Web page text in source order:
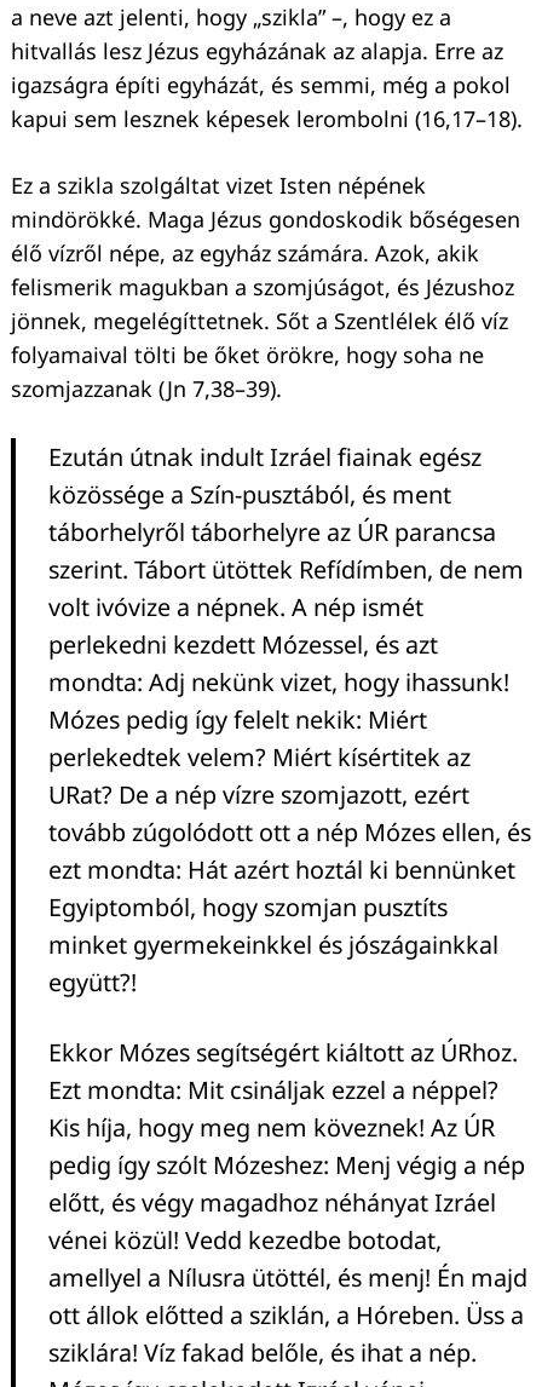
a neve azt jelenti, hogy „szikla” –, hogy ez a
hitvallás lesz Jézus egyházának az alapja. Erre az
igazságra építi egyházát, és semmi, még a pokol
kapui sem lesznek képesek lerombolni (16,17–18).
Ez a szikla szolgáltat vizet Isten népének
mindörökké. Maga Jézus gondoskodik bőségesen
élő vízről népe, az egyház számára. Azok, akik
felismerik magukban a szomjúságot, és Jézushoz
jönnek, megelégíttetnek. Sőt a Szentlélek élő víz
folyamaival tölti be őket örökre, hogy soha ne
szomjazzanak (Jn 7,38–39).
Ezután útnak indult Izráel fiainak egész
közössége a Szín-pusztából, és ment
táborhelyről táborhelyre az ÚR parancsa
szerint. Tábort ütöttek Refídímben, de nem
volt ivóvize a népnek. A nép ismét
perlekedni kezdett Mózessel, és azt
mondta: Adj nekünk vizet, hogy ihassunk!
Mózes pedig így felelt nekik: Miért
perlekedtek velem? Miért kísértitek az
URat? De a nép vízre szomjazott, ezért
tovább zúgolódott ott a nép Mózes ellen, és
ezt mondta: Hát azért hoztál ki bennünket
Egyiptomból, hogy szomjan pusztíts
minket gyermekeinkkel és jószágainkkal
együtt?!
Ekkor Mózes segítségért kiáltott az ÚRhoz.
Ezt mondta: Mit csináljak ezzel a néppel?
Kis híja, hogy meg nem köveznek! Az ÚR
pedig így szólt Mózeshez: Menj végig a nép
előtt, és végy magadhoz néhányat Izráel
vénei közül! Vedd kezedbe botodat,
amellyel a Nílusra ütöttél, és menj! Én majd
ott állok előtted a sziklán, a Hóreben. Üss a
sziklára! Víz fakad belőle, és ihat a nép.